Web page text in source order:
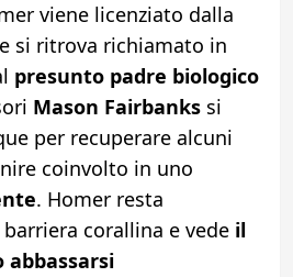
viene licenziato dalla
si ritrova richiamato in
presunto padre biologico
Mason Fairbankssi
per recuperare alcuni
coinvolto in uno
. Homer resta
corallina e vedeil
abbassarsi